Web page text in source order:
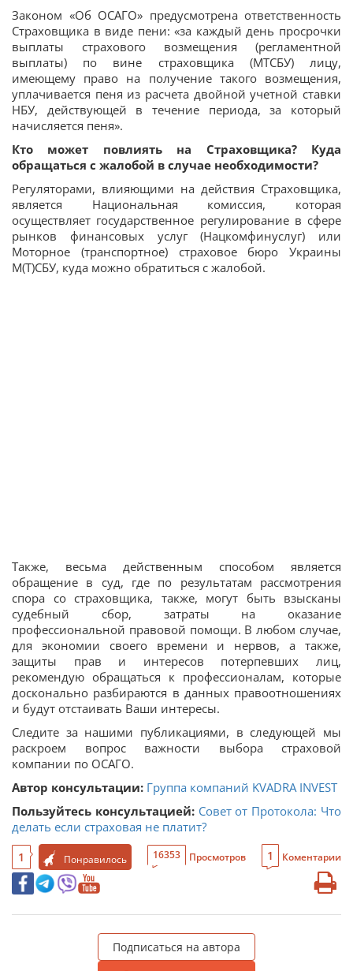
Законом «Об ОСАГО» предусмотрена ответственность
Страховщика в виде пени: «за каждый день просрочки
выплаты страхового возмещения (регламентной
выплаты) по вине страховщика (МТСБУ) лицу,
имеющему право на получение такого возмещения,
уплачивается пеня из расчета двойной учетной ставки
НБУ, действующей в течение периода, за который
начисляется пеня».
Кто может повлиять на Страховщика? Куда
обращаться с жалобой в случае необходимости?
Регуляторами, влияющими на действия Страховщика,
является Национальная комиссия, которая
осуществляет государственное регулирование в сфере
рынков финансовых услуг (Нацкомфинуслуг) или
Моторное (транспортное) страховое бюро Украины
М(Т)СБУ, куда можно обратиться с жалобой.
Также, весьма действенным способом является
обращение в суд, где по результатам рассмотрения
спора со страховщика, также, могут быть взысканы
судебный сбор, затраты на оказание
профессиональной правовой помощи. В любом случае,
для экономии своего времени и нервов, а также,
защиты прав и интересов потерпевших лиц,
рекомендую обращаться к профессионалам, которые
досконально разбираются в данных правоотношениях
и будут отстаивать Ваши интересы.
Следите за нашими публикациями, в следующей мы
раскроем вопрос важности выбора страховой
компании по ОСАГО.
Автор консультации: Группа компаний KVADRA INVEST
Пользуйтесь консультацией: Совет от Протокола: Что
делать если страховая не платит?
1 Понравилось 16353 Просмотров 1 Коментарии
Подписаться на автора